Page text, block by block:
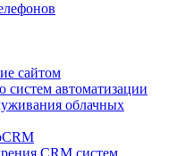
сайтом
систем автоматизации
облачных